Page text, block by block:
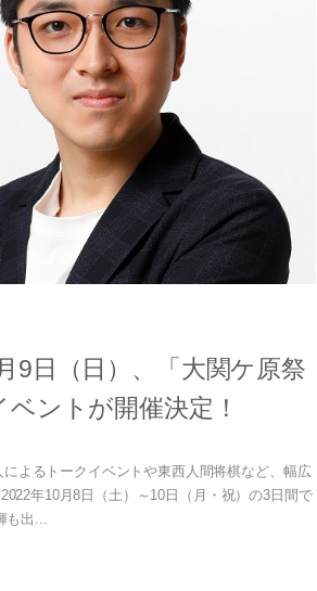
9日（日）、「大関ケ原祭
ントが開催決定！
よるトークイベントや東西人間将棋など、幅広
年10月8日（土）～10日（月・祝）の3日間で
も出...